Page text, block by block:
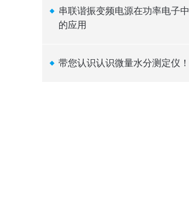
串联谐振变频电源在功率电子中
的应用
带您认识认识微量水分测定仪！